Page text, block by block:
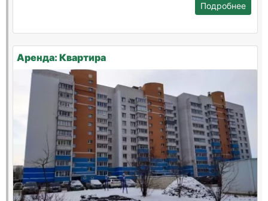
Подробнее
Аренда: Квартира